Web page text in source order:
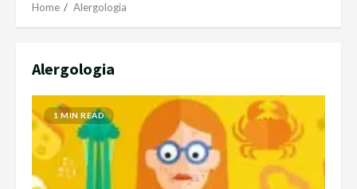
Home Alergologia
Alergologia
1 MIN READ